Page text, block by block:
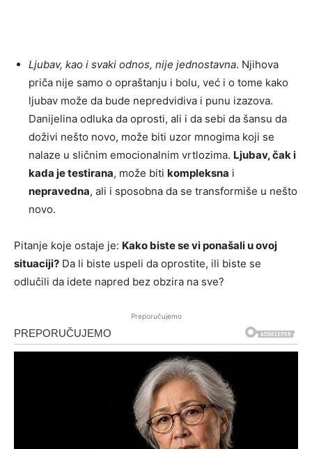
Ljubav, kao i svaki odnos, nije jednostavna. Njihova
priča nije samo o opraštanju i bolu, već i o tome kako
ljubav može da bude nepredvidiva i punu izazova.
Danijelina odluka da oprosti, ali i da sebi da šansu da
doživi nešto novo, može biti uzor mnogima koji se
nalaze u sličnim emocionalnim vrtlozima. Ljubav, čak i
kada je testirana, može biti kompleksna i
nepravedna, ali i sposobna da se transformiše u nešto
novo.
Pitanje koje ostaje je: Kako biste se vi ponašali u ovoj
situaciji? Da li biste uspeli da oprostite, ili biste se
odlučili da idete napred bez obzira na sve?
Preporučujemo